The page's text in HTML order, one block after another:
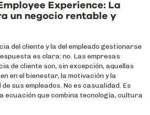
Experience: La
un negocio rentable y
del cliente y la del empleado gestionarse
es clara: no. Las empresas
de cliente son, sin excepción, aquellas
en el bienestar, la motivación y la
sus empleados. No es casualidad. Es
ecuación que combina tecnología, cultura